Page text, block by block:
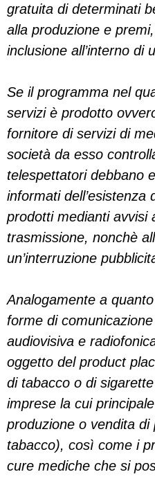
gratuita di determinati
alla produzione e
inclusione all’interno di
Se il programma nel
servizi è prodotto
fornitore di servizi di
società da esso
telespettatori debbano
informati dell’esistenza
prodotti medianti avvisi
trasmissione, nonchè
un’interruzione
Analogamente a
forme di
audiovisiva e
oggetto del product
di tabacco o di
imprese la cui
produzione o vendita
tabacco), così come i
cure mediche che si